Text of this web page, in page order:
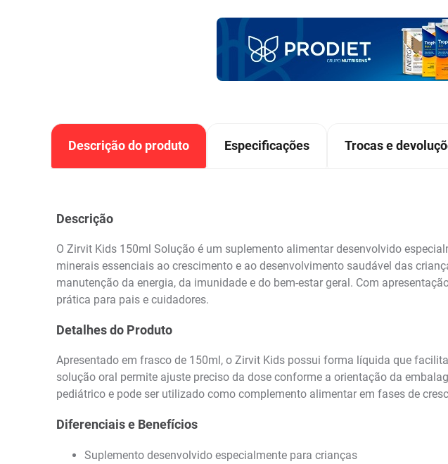
Descrição do produto Especificações Trocas e
Descrição
O Zirvit Kids 150ml Solução é um suplemento alimentar desenvolvido
minerais essenciais ao crescimento e ao desenvolvimento saudável das
manutenção da energia, da imunidade e do bem-estar geral. Com
prática para pais e cuidadores.
Detalhes do Produto
Apresentado em frasco de 150ml, o Zirvit Kids possui forma líquida que
solução oral permite ajuste preciso da dose conforme a orientação da
pediátrico e pode ser utilizado como complemento alimentar em fases de
Diferenciais e Benefícios
Suplemento desenvolvido especialmente para crianças